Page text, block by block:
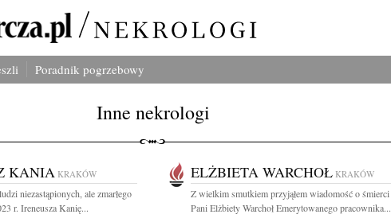
Poradnik pogrzebowy
Inne nekrologi
KANIA KRAKÓW
niezastąpionych, ale zmarłego
r. Ireneusza Kanię...
ELŻBIETA WARCHOŁ KRAKÓW
Z wielkim smutkiem przyjąłem wiadomość o śmierci
Pani Elżbiety Warchoł Emerytowanego pracownika...